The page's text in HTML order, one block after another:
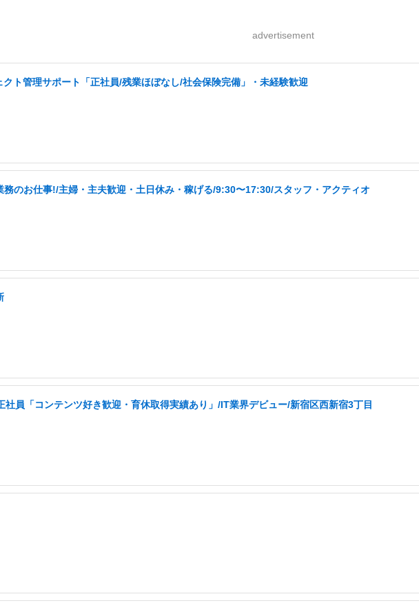
advertisement
ト管理サポート「正社員/残業ほぼなし/社会保険完備」・未経験歓迎
のお仕事!/主婦・主夫歓迎・土日休み・稼げる/9:30〜17:30/スタッフ・アクティオ
員「コンテンツ好き歓迎・育休取得実績あり」/IT業界デビュー/新宿区西新宿3丁目